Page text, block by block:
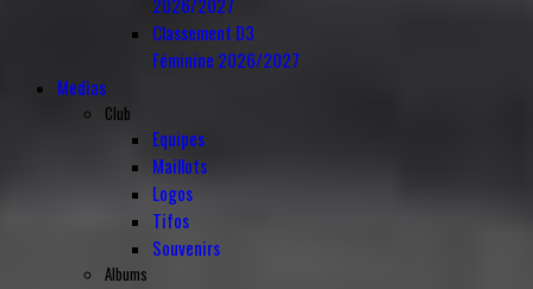
Classement D3
Féminine 2026/2027
Medias
Club
Equipes
Maillots
Logos
Tifos
Souvenirs
Albums